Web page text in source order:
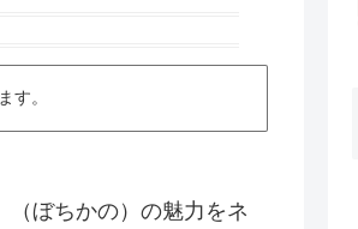
す。
ぼちかの）の魅力をネ